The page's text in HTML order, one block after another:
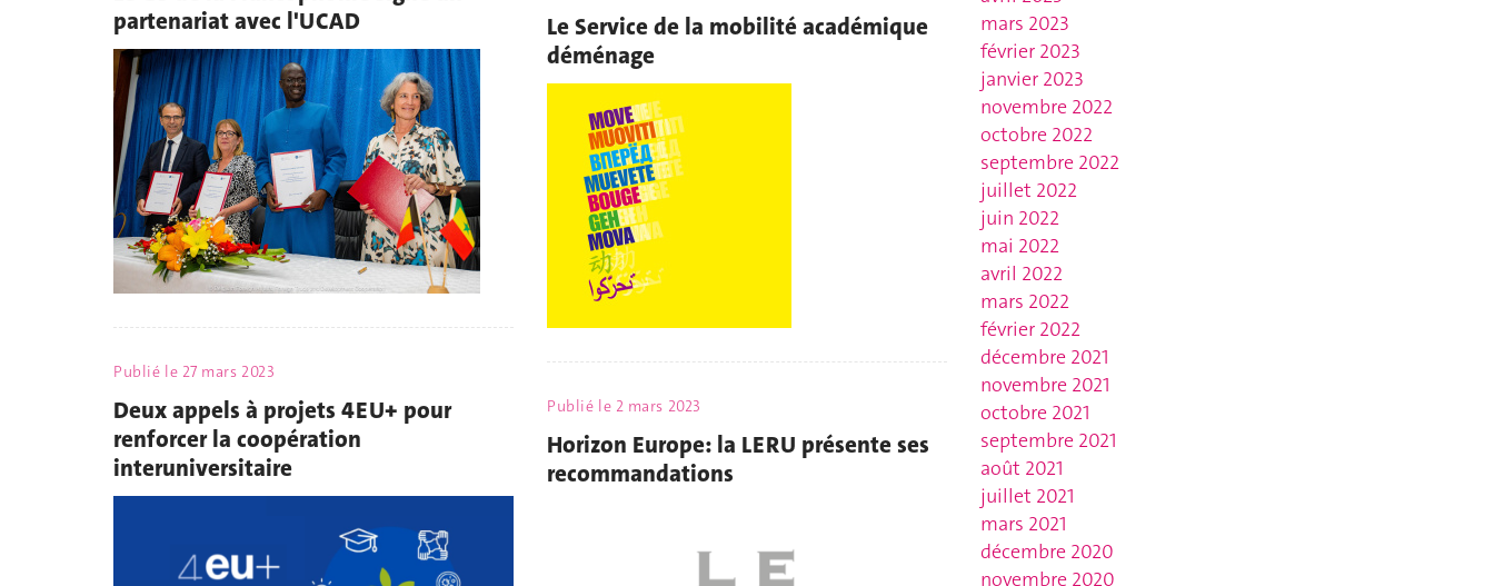
partenariat avec l'UCAD
Le Service de la mobilité académique
déménage
Publié le 27 mars 2023
Deux appels à projets 4EU+ pour
renforcer la coopération
interuniversitaire
Publié le 2 mars 2023
Horizon Europe: la LERU présente ses
recommandations
mars 2023
février 2023
janvier 2023
novembre 2022
octobre 2022
septembre 2022
juillet 2022
juin 2022
mai 2022
avril 2022
mars 2022
février 2022
décembre 2021
novembre 2021
octobre 2021
septembre 2021
août 2021
juillet 2021
mars 2021
décembre 2020
novembre 2020